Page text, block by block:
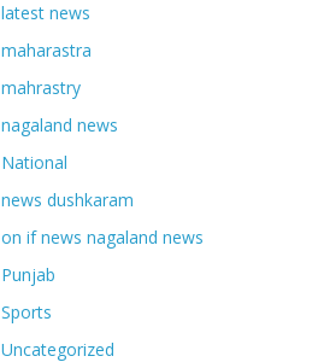
latest news
maharastra
mahrastry
nagaland news
National
news dushkaram
on if news nagaland news
Punjab
Sports
Uncategorized